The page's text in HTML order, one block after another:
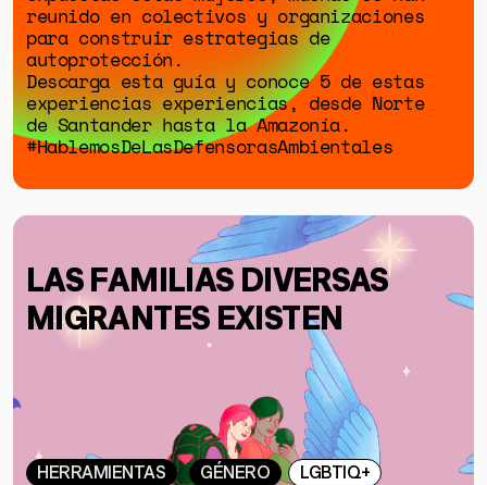
GÉNERO
DERECHOS HUMANOS
SALUD MENTAL
EMERGENCIA CLIMÁTICA
HERRAMIENTAS
DONACIONES
ESPECIALES
reunido en colectivos y organizaciones
para construir estrategias de
autoprotección.
Descarga esta guía y conoce 5 de estas
experiencias experiencias, desde Norte
de Santander hasta la Amazonía.
#HablemosDeLasDefensorasAmbientales
LAS FAMILIAS DIVERSAS
MIGRANTES EXISTEN
HERRAMIENTAS GÉNERO
LGBTIQ+